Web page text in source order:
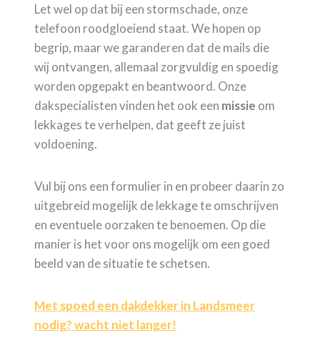
Let wel op dat bij een stormschade, onze
telefoon roodgloeiend staat. We hopen op
begrip, maar we garanderen dat de mails die
wij ontvangen, allemaal zorgvuldig en spoedig
worden opgepakt en beantwoord. Onze
dakspecialisten vinden het ook een missie om
lekkages te verhelpen, dat geeft ze juist
voldoening.
Vul bij ons een formulier in en probeer daarin zo
uitgebreid mogelijk de lekkage te omschrijven
en eventuele oorzaken te benoemen. Op die
manier is het voor ons mogelijk om een goed
beeld van de situatie te schetsen.
Met spoed een dakdekker in Landsmeer
nodig? wacht niet langer!